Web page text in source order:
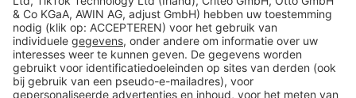
Veilig winkelen
Klantenservice
Shop